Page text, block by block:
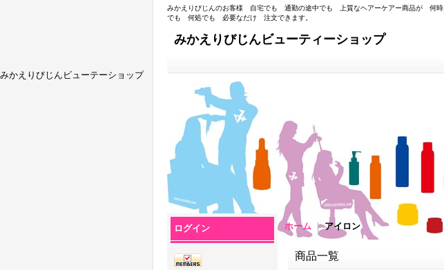
みかえりびじんビューテーショップ
みかえりびじんのお客様 自宅でも 通勤の途中でも 上質なヘアーケアー商品が 何時
でも 何処でも 必要なだけ 注文できます。
みかえりびじんビューティーショップ
ログイン ホーム ｜アイロン
商品一覧